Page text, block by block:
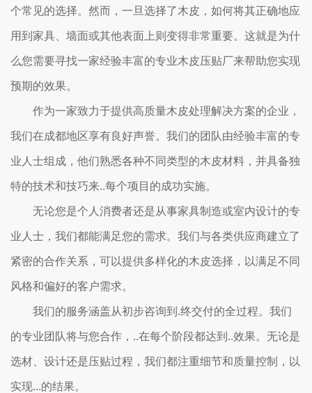
个常见的选择。然而，一旦选择了木皮，如何将其正确地应
用到家具、墙面或其他表面上则变得非常重要。这就是为什
么您需要寻找一家经验丰富的专业木皮压贴厂来帮助您实现
预期的效果。
作为一家致力于提供高质量木皮处理解决方案的企业，
我们在成都地区享有良好声誉。我们的团队由经验丰富的专
业人士组成，他们熟悉各种不同类型的木皮材料，并具备独
特的技术和技巧来..每个项目的成功实施。
无论您是个人消费者还是从事家具制造或室内设计的专
业人士，我们都能满足您的需求。我们与各类供应商建立了
紧密的合作关系，可以提供多样化的木皮选择，以满足不同
风格和偏好的客户需求。
我们的服务涵盖从初步咨询到.终交付的全过程。我们
的专业团队将与您合作，..在每个阶段都达到..效果。无论是
选材、设计还是压贴过程，我们都注重细节和质量控制，以
实现...的结果。